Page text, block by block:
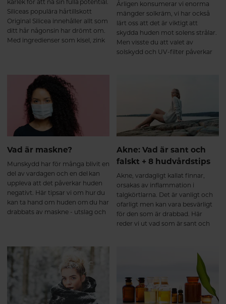
kärlek för att nå sin fulla potential.
Siliceas populära hårtillskott
Original Silicea innehåller allt som
ditt hår någonsin har drömt om.
Med ingredienser som kisel, zink
Årligen konsumerar vi enorma
mängder solkräm, vi har också
lärt oss att det är viktigt att
skydda huden mot solens strålar.
Men visste du att valet av
solskydd och UV-filter påverkar
Vad är maskne?
Munskydd har för många blivit en
del av vardagen och en del kan
uppleva att det påverkar huden
negativt. Här tipsar vi om hur du
kan ta hand om huden om du har
drabbats av maskne - utslag och
Akne: Vad är sant och
falskt + 8 hudvårdstips
Akne, vardagligt kallat finnar,
orsakas av inflammation i
talgkörtlarna. Det är vanligt och
ofarligt men kan vara besvärligt
för den som är drabbad. Här
reder vi ut vad som är sant och